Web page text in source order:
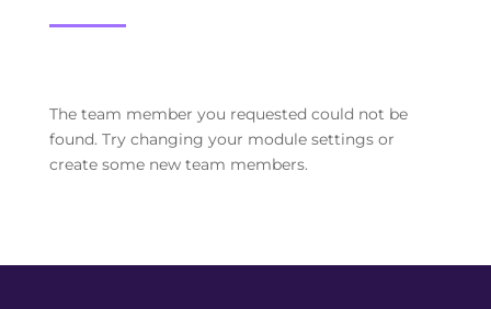
The team member you requested could not be
found. Try changing your module settings or
create some new team members.